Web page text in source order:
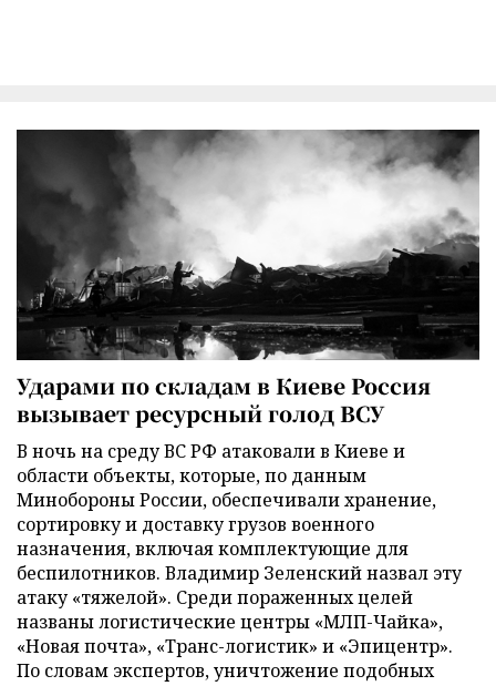
Ударами по складам в Киеве Россия
вызывает ресурсный голод ВСУ
В ночь на среду ВС РФ атаковали в Киеве и
области объекты, которые, по данным
Минобороны России, обеспечивали хранение,
сортировку и доставку грузов военного
назначения, включая комплектующие для
беспилотников. Владимир Зеленский назвал эту
атаку «тяжелой». Среди пораженных целей
названы логистические центры «МЛП-Чайка»,
«Новая почта», «Транс-логистик» и «Эпицентр».
По словам экспертов, уничтожение подобных